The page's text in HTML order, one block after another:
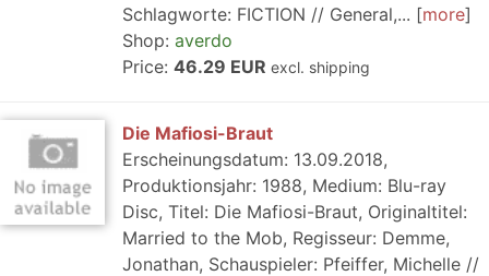
Schlagworte: FICTION // General,...
more
Shop: averdo
Price: 46.29 EUR excl. shipping
Die Mafiosi-Braut
Erscheinungsdatum: 13.09.2018,
Produktionsjahr: 1988, Medium: Blu-ray
Disc, Titel: Die Mafiosi-Braut, Originaltitel:
Married to the Mob, Regisseur: Demme,
Jonathan, Schauspieler: Pfeiffer, Michelle //